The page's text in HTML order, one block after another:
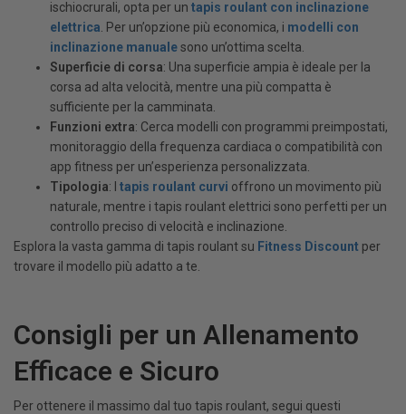
ischiocrurali, opta per un tapis roulant con inclinazione
elettrica . Per un’opzione più economica, i modelli con
inclinazione manualesono un’ottima scelta.
Superficie di corsa: Una superficie ampia è ideale per la
corsa ad alta velocità, mentre una più compatta è
sufficiente per la camminata.
Funzioni extra: Cerca modelli con programmi preimpostati,
monitoraggio della frequenza cardiaca o compatibilità con
app fitness per un’esperienza personalizzata.
Tipologia: I tapis roulant curvi offrono un movimento più
naturale, mentre i tapis roulant elettrici sono perfetti per un
controllo preciso di velocità e inclinazione.
Esplora la vasta gamma di tapis roulant su Fitness Discount per
trovare il modello più adatto a te.
Consigli per un Allenamento
Efficace e Sicuro
Per ottenere il massimo dal tuo tapis roulant, segui questi